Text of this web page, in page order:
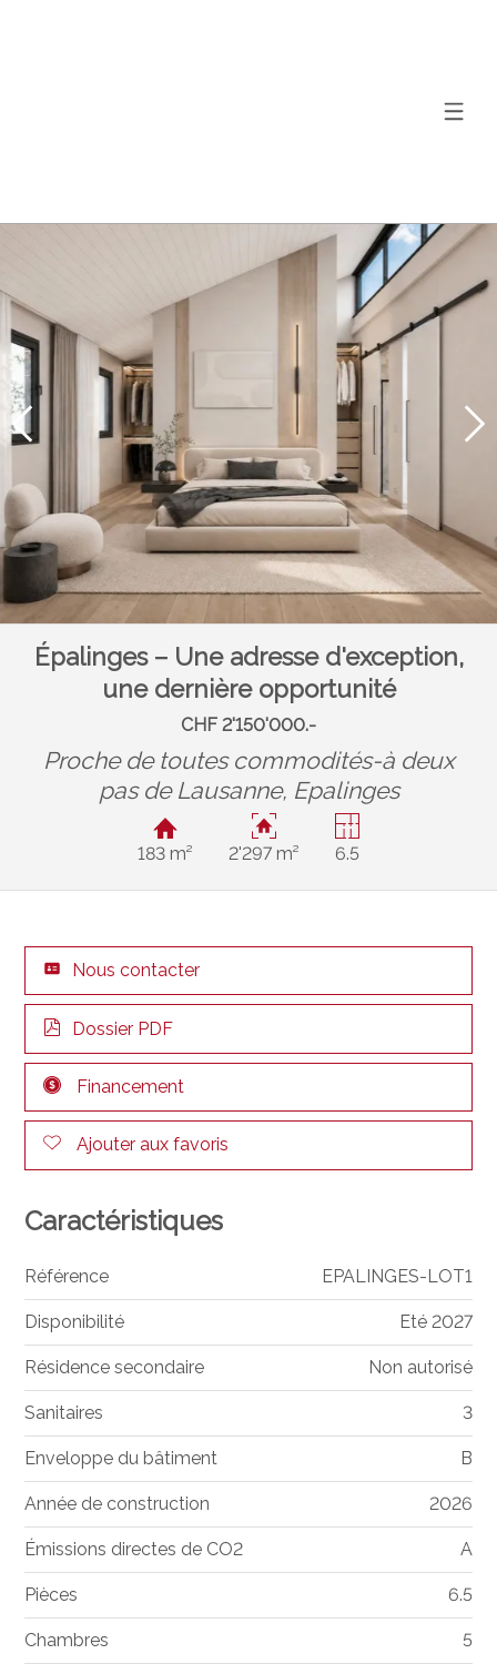
Épalinges – Une adresse d'exception,
une dernière opportunité
CHF 2'150'000.-
Proche de toutes commodités-à deux
pas de Lausanne, Epalinges
183 m² 2'297 m² 6.5
Nous contacter
Dossier PDF
Financement
Ajouter aux favoris
Caractéristiques
Référence EPALINGES-LOT1
Disponibilité Eté 2027
Résidence secondaire Non autorisé
Sanitaires 3
Enveloppe du bâtiment B
Année de construction 2026
Émissions directes de CO2 A
Pièces 6.5
Chambres 5